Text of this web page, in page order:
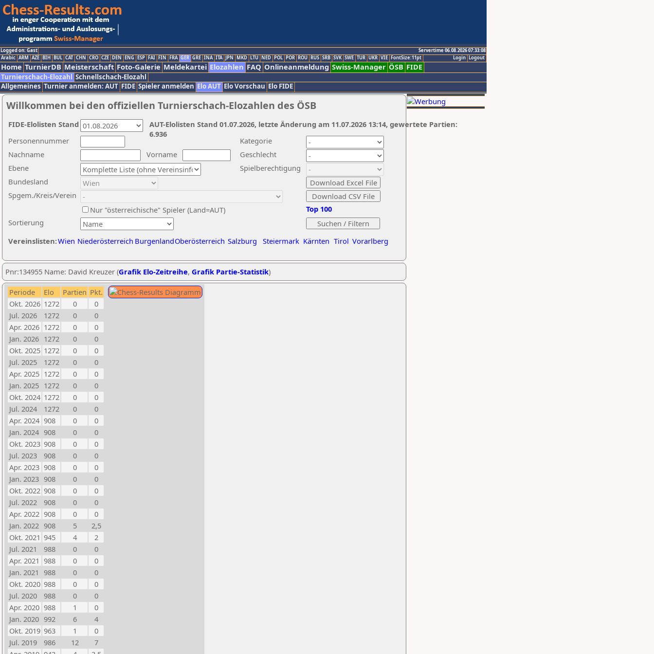
Logged on: Gast
Servertime 06.08.2026 07:33:08
Logout
Login
Arabic ARM AZE BIH BUL CAT CHN CRO CZE DEN ENG ESP FAI FIN FRA GER GRE INA ITA JPN MKD LTU NED POL POR ROU RUS SRB SVK SWE TUR UKR VIE FontSize:11pt
Home TurnierDB Meisterschaft Foto-Galerie Meldekartei Elozahlen FAQ Onlineanmeldung Swiss-Manager ÖSB FIDE
Turnierschach-Elozahl Schnellschach-Elozahl
Allgemeines Turnier anmelden: AUT FIDE Spieler anmelden Elo AUT Elo Vorschau Elo FIDE
Willkommen bei den offiziellen Turnierschach-Elozahlen des ÖSB
Nachname
Vorname
Ebene
Kategorie
Sortierung
Personennummer
Bundesland
Spgem./Kreis/Verein
Geschlecht
Nur "österreichische" Spieler (Land=AUT)
Spielberechtigung
Vereinslisten:Wien Niederösterreich BurgenlandOberösterreich Salzburg Steiermark Kärnten Tirol Vorarlberg
Top 100
AUT-Elolisten Stand 01.07.2026, letzte Änderung am 11.07.2026 13:14, gewertete Partien:
6.936
FIDE-Elolisten Stand
Pnr:134955 Name: David Kreuzer (Grafik Elo-Zeitreihe, Grafik Partie-Statistik)
Periode Elo Partien Pkt.
Okt. 2026 1272 0
0
Jul. 2026
1272 0
0
Apr. 2026 1272 0
0
Jan. 2026 1272 0
0
Okt. 2025 1272 0
0
Jul. 2025
1272 0
0
Apr. 2025 1272 0
0
Jan. 2025 1272 0
0
Okt. 2024 1272 0
0
Jul. 2024
1272 0
0
Apr. 2024 908 0
0
Jan. 2024 908 0
0
Okt. 2023 908 0
0
Jul. 2023
908 0
0
Apr. 2023 908 0
0
Jan. 2023 908 0
0
Okt. 2022 908 0
0
Jul. 2022
908 0
0
Apr. 2022 908 0
0
Jan. 2022 908 5
2,5
Okt. 2021 945 4
2
Jul. 2021
988 0
0
Apr. 2021 988 0
0
Jan. 2021 988 0
0
Okt. 2020 988 0
0
Jul. 2020
988 0
0
Apr. 2020 988 1
0
Jan. 2020 992 6
4
Okt. 2019 963 1
0
Jul. 2019
986 12
7